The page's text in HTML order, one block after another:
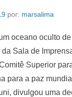
por: marsalima
oceano oculto
Sala de
Superior
para a paz
divulgou uma